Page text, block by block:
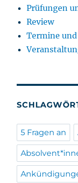
Prüfungen
Review
Termine
5 Fragen an